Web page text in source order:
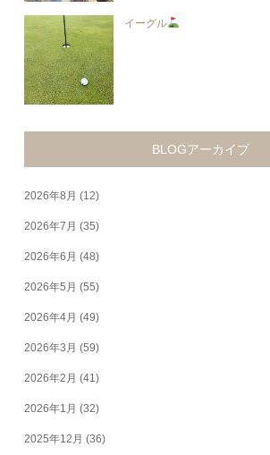
イーグル
BLOGアーカイブ
2026年8月 (12)
2026年7月 (35)
2026年6月 (48)
2026年5月 (55)
2026年4月 (49)
2026年3月 (59)
2026年2月 (41)
2026年1月 (32)
2025年12月 (36)